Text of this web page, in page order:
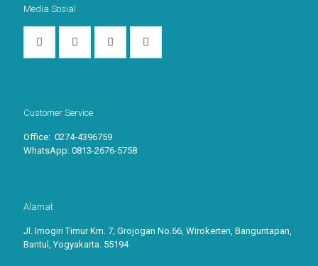
Media Sosial
Customer Service
Office: 0274-4396759
WhatsApp: 0813-2676-5758
Alamat
Jl. Imogiri Timur Km. 7, Grojogan No.66, Wirokerten, Banguntapan,
Bantul, Yogyakarta. 55194